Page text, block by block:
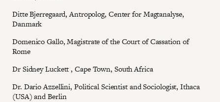
Ditte Bjerregaard, Antropolog, Center for Magtanalyse,
Danmark
Domenico Gallo, Magistrate of the Court of Cassation of
Rome
Dr Sidney Luckett , Cape Town, South Africa
Dr. Dario Azzellini, Political Scientist and Sociologist, Ithaca
(USA) and Berlin